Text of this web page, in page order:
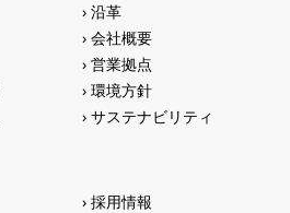
沿革
会社概要
営業拠点
環境方針
サステナビリティ
採用情報